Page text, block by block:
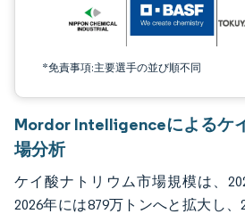
*免責事項:主要選手の並び順不同
Mordor Intelligenceによるケ
場分析
ケイ酸ナトリウム市場規模は、
2026年には879万トンへと拡大し、